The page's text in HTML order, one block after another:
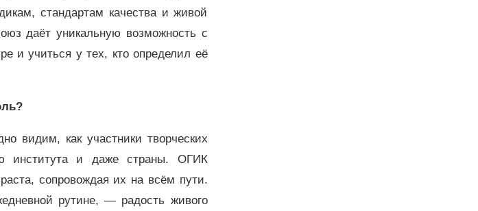
стандартам качества и живой
даёт уникальную возможность с
и учиться у тех, кто определил её
видим, как участники творческих
института и даже страны. ОГИК
сопровождая их на всём пути.
рутине, — радость живого